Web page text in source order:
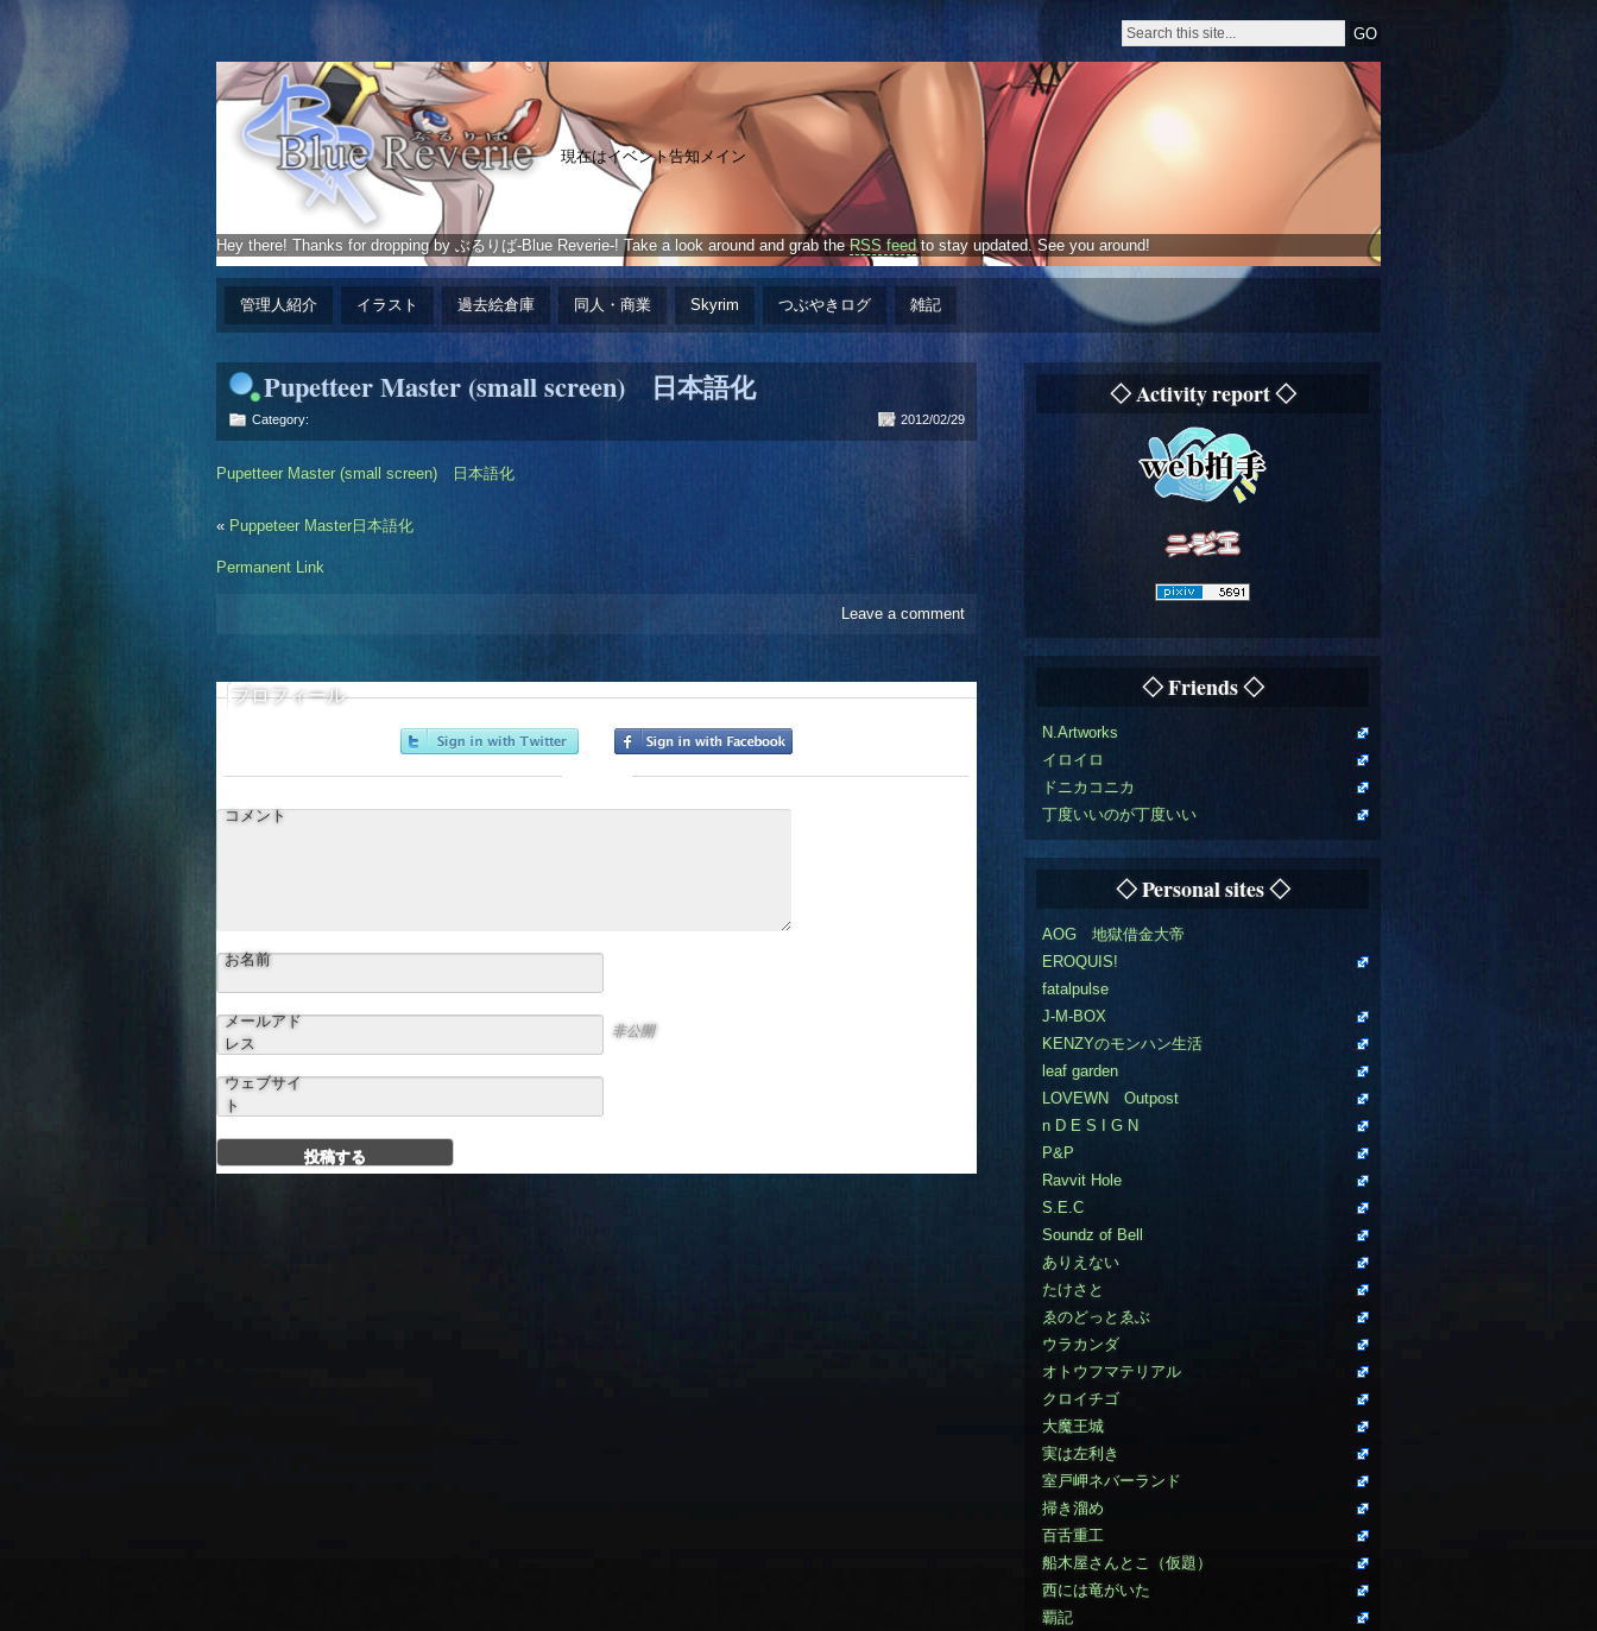
現在はイベント告知メイン
Hey there! Thanks for dropping by ぶるりば-Blue Reverie-! Take a look around and grab theRSS feedto stay updated. See you around!
管理人紹介 イラスト 過去絵倉庫 同人・商業 Skyrim つぶやきログ 雑記
Pupetteer Master (small screen) 日本語化
Category: 2012/02/29
Pupetteer Master (small screen) 日本語化
« Puppeteer Master日本語化
Permanent Link
Leave a comment
プロフィール
コメント
お名前
メールアド
レス
非公開
ウェブサイ
ト
◇ Activity report ◇
◇ Friends ◇
N.Artworks
イロイロ
ドニカコニカ
丁度いいのが丁度いい
◇ Personal sites ◇
AOG 地獄借金大帝
EROQUIS!
fatalpulse
J-M-BOX
KENZYのモンハン生活
leaf garden
LOVEWN Outpost
n D E S I G N
P&P
Ravvit Hole
S.E.C
Soundz of Bell
ありえない
たけさと
ゑのどっとゑぶ
ウラカンダ
オトウフマテリアル
クロイチゴ
大魔王城
実は左利き
室戸岬ネバーランド
掃き溜め
百舌重工
船木屋さんとこ（仮題）
西には竜がいた
覇記